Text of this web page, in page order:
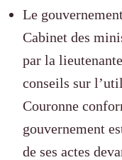
Le
Cabinet des
par la
conseils sur
Couronne
gouvernement
de ses actes